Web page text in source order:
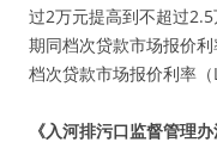
过2万元提高到不超过
期同档次贷款市场报价
档次贷款市场报价利率（
《入河排污口监督管理